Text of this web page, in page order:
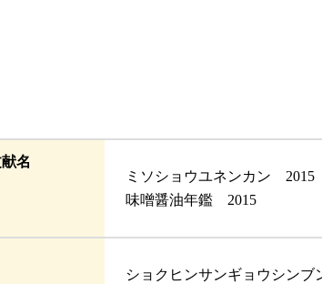
名
ミソショウユネンカン 2015
味噌醤油年鑑 2015
ショクヒンサンギョウシンブ